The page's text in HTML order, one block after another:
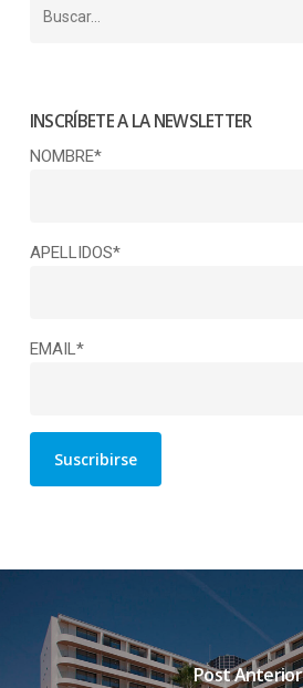
INSCRÍBETE A LA NEWSLETTER
NOMBRE*
APELLIDOS*
EMAIL*
Post Anterior